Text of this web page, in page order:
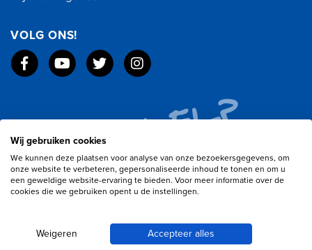
VOLG ONS!
Wij gebruiken cookies
We kunnen deze plaatsen voor analyse van onze bezoekersgegevens, om
onze website te verbeteren, gepersonaliseerde inhoud te tonen en om u
een geweldige website-ervaring te bieden. Voor meer informatie over de
cookies die we gebruiken opent u de instellingen.
Weigeren Accepteer alles